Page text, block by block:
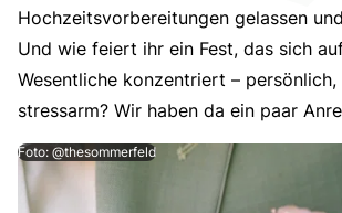
Der Hochzeitstag weckt große
Hochzeitsvorbereitungen gelassen
Und wie feiert ihr ein Fest, das sich
Wesentliche konzentriert –
stressarm? Wir haben da ein paar
Foto: @thesommerfeld